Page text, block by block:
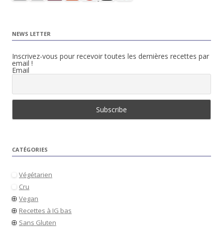
NEWS LETTER
Inscrivez-vous pour recevoir toutes les dernières recettes par
email !
Email
CATÉGORIES
Végétarien
Cru
Vegan
Recettes à IG bas
Sans Gluten